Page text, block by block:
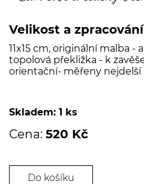
Velikost a zpracování
11x15 cm, originální malba -
topolová překližka - k
orientační- měřeny nejdelší
Skladem: 1 ks
Cena: 520 Kč
Do košíku